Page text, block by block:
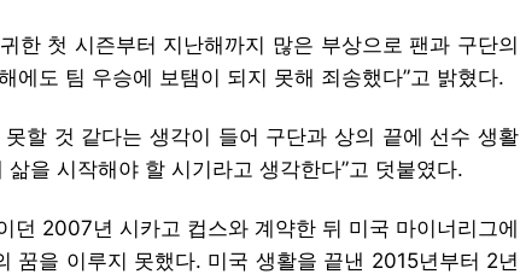
한 첫 시즌부터 지난해까지 많은 부상으로 팬과 구단의
에도 팀 우승에 보탬이 되지 못해 죄송했다”고 밝혔다.
할 것 같다는 생각이 들어 구단과 상의 끝에 선수 생활
삶을 시작해야 할 시기라고 생각한다”고 덧붙였다.
던 2007년 시카고 컵스와 계약한 뒤 미국 마이너리그에
꿈을 이루지 못했다. 미국 생활을 끝낸 2015년부터 2년